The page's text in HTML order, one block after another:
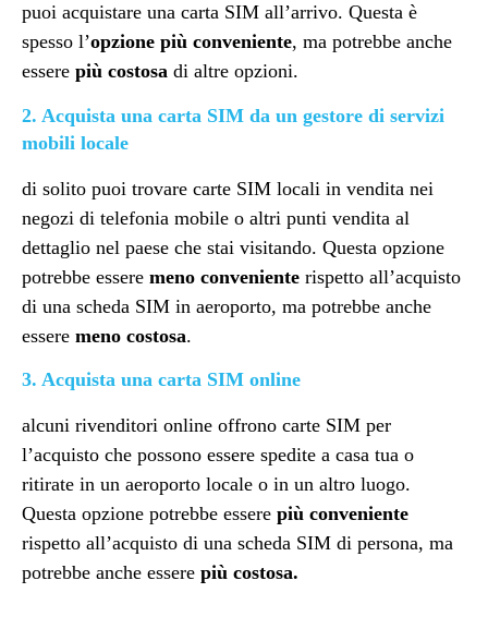
puoi acquistare una carta SIM all’arrivo. Questa è
spesso l’opzione più conveniente, ma potrebbe anche
essere più costosa di altre opzioni.
2. Acquista una carta SIM da un gestore di servizi
mobili locale
di solito puoi trovare carte SIM locali in vendita nei
negozi di telefonia mobile o altri punti vendita al
dettaglio nel paese che stai visitando. Questa opzione
potrebbe essere meno conveniente rispetto all’acquisto
di una scheda SIM in aeroporto, ma potrebbe anche
essere meno costosa.
3. Acquista una carta SIM online
alcuni rivenditori online offrono carte SIM per
l’acquisto che possono essere spedite a casa tua o
ritirate in un aeroporto locale o in un altro luogo.
Questa opzione potrebbe essere più conveniente
rispetto all’acquisto di una scheda SIM di persona, ma
potrebbe anche essere più costosa.